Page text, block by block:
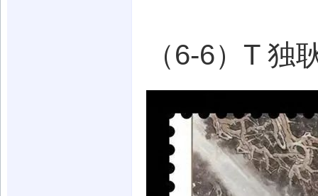
（6-6）T 独